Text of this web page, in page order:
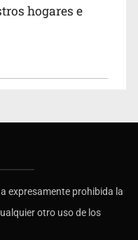
hogares e
expresamente prohibida la
otro uso de los